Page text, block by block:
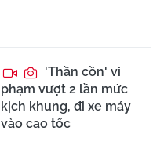
'Thần cồn' vi
phạm vượt 2 lần mức
kịch khung, đi xe máy
vào cao tốc